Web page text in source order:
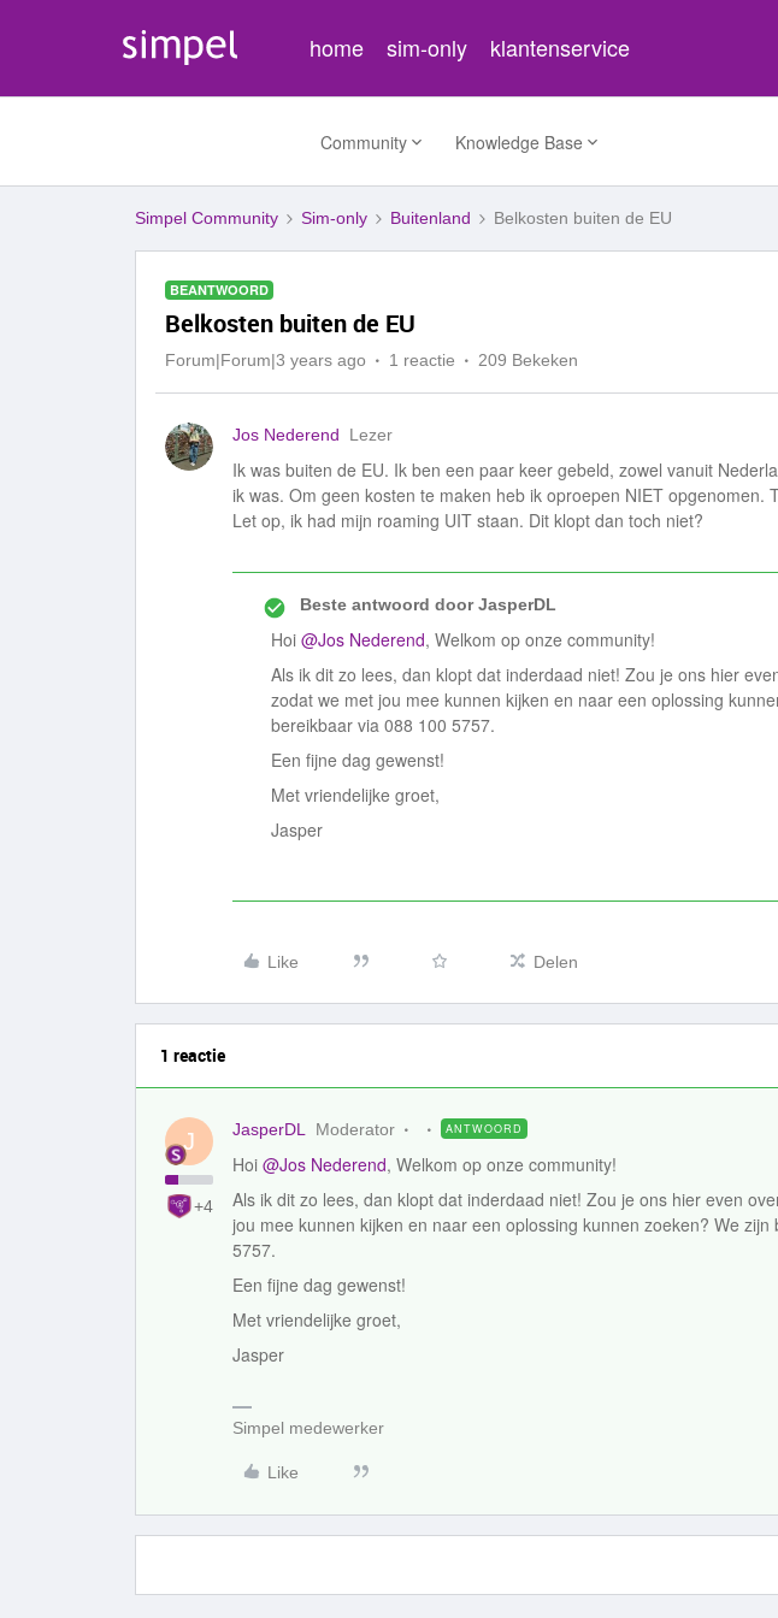
home sim-only klantenservice
Community Knowledge Base
Simpel Community Sim-only Buitenland Belkosten buiten de EU
BEANTWOORD
Belkosten buiten de EU
Forum|Forum|3 years ago 1 reactie 209 Bekeken
Jos Nederend Lezer
Ik was buiten de EU. Ik ben een paar keer gebeld, zowel vanuit
ik was. Om geen kosten te maken heb ik oproepen NIET opgenomen.
Let op, ik had mijn roaming UIT staan. Dit klopt dan toch niet?
Beste antwoord doorJasperDL
Hoi @Jos Nederend, Welkom op onze community!
Als ik dit zo lees, dan klopt dat inderdaad niet! Zou je ons hier
zodat we met jou mee kunnen kijken en naar een oplossing
bereikbaar via 088 100 5757.
Een fijne dag gewenst!
Met vriendelijke groet,
Jasper
Like Delen
1 reactie
J
+4
JasperDL Moderator ANTWOORD
Hoi @Jos Nederend, Welkom op onze community!
Als ik dit zo lees, dan klopt dat inderdaad niet! Zou je ons hier even
jou mee kunnen kijken en naar een oplossing kunnen zoeken? We zijn
5757.
Een fijne dag gewenst!
Met vriendelijke groet,
Jasper
Simpel medewerker
Like